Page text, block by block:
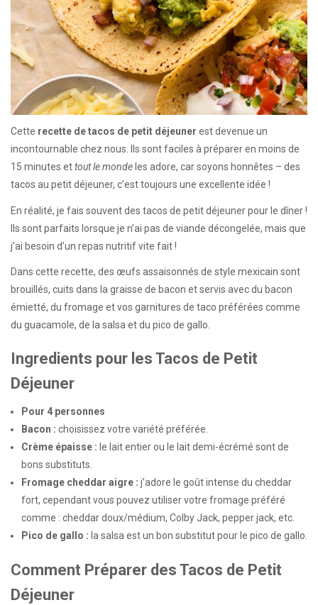
Cette recette de tacos de petit déjeuner est devenue un
incontournable chez nous. Ils sont faciles à préparer en moins de
15 minutes ettout le monde les adore, car soyons honnêtes – des
tacos au petit déjeuner, c’est toujours une excellente idée !
En réalité, je fais souvent des tacos de petit déjeuner pour le dîner !
Ils sont parfaits lorsque je n’ai pas de viande décongelée, mais que
j’ai besoin d’un repas nutritif vite fait !
Dans cette recette, des œufs assaisonnés de style mexicain sont
brouillés, cuits dans la graisse de bacon et servis avec du bacon
émietté, du fromage et vos garnitures de taco préférées comme
du guacamole, de la salsa et du pico de gallo.
Ingredients pour les Tacos de Petit
Déjeuner
Pour 4 personnes
Bacon : choisissez votre variété préférée.
Crème épaisse : le lait entier ou le lait demi-écrémé sont de
bons substituts.
Fromage cheddar aigre : j’adore le goût intense du cheddar
fort, cependant vous pouvez utiliser votre fromage préféré
comme : cheddar doux/médium, Colby Jack, pepper jack, etc.
Pico de gallo : la salsa est un bon substitut pour le pico de gallo.
Comment Préparer des Tacos de Petit
Déjeuner